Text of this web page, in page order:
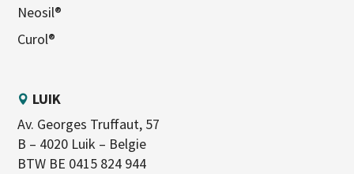
Neosil®
Curol®
LUIK
Av. Georges Truffaut, 57
B – 4020 Luik – Belgie
BTW BE 0415 824 944